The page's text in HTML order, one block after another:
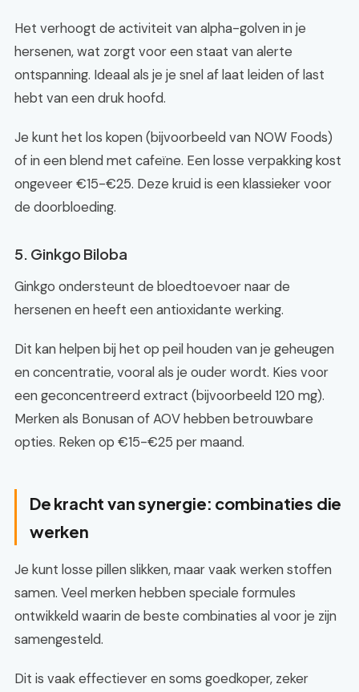
Het verhoogt de activiteit van alpha-golven in je
hersenen, wat zorgt voor een staat van alerte
ontspanning. Ideaal als je je snel af laat leiden of last
hebt van een druk hoofd.
Je kunt het los kopen (bijvoorbeeld van NOW Foods)
of in een blend met cafeïne. Een losse verpakking kost
ongeveer €15-€25. Deze kruid is een klassieker voor
de doorbloeding.
5. Ginkgo Biloba
Ginkgo ondersteunt de bloedtoevoer naar de
hersenen en heeft een antioxidante werking.
Dit kan helpen bij het op peil houden van je geheugen
en concentratie, vooral als je ouder wordt. Kies voor
een geconcentreerd extract (bijvoorbeeld 120 mg).
Merken als Bonusan of AOV hebben betrouwbare
opties. Reken op €15-€25 per maand.
De kracht van synergie: combinaties die
werken
Je kunt losse pillen slikken, maar vaak werken stoffen
samen. Veel merken hebben speciale formules
ontwikkeld waarin de beste combinaties al voor je zijn
samengesteld.
Dit is vaak effectiever en soms goedkoper, zeker